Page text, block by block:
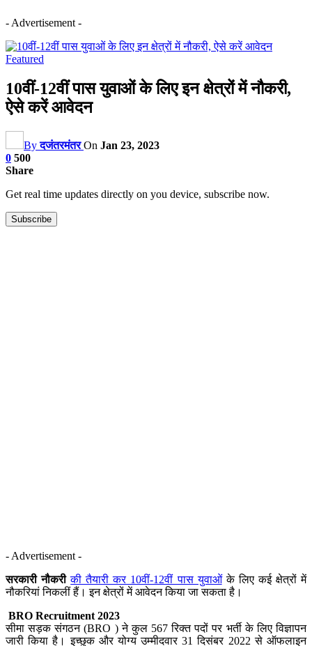
- Advertisement -
Featured
10वीं-12वीं पास युवाओं के लिए इन क्षेत्रों में नौकरी,
ऐसे करें आवेदन
Byदजंतरमंतर On Jan 23, 2023
0 500
Share
Get real time updates directly on you device, subscribe now.
Subscribe
- Advertisement -
सरकारी नौकरी की तैयारी कर 10वीं-12वीं पास युवाओंके लिए कई क्षेत्रों में
नौकरियां निकलीं हैं। इन क्षेत्रों में आवेदन किया जा सकता है।
BRO Recruitment 2023
सीमा सड़क संगठन (BRO ) ने कुल 567 रिक्त पदों पर भर्ती के लिए विज्ञापन
जारी किया है। इच्छुक और योग्य उम्मीदवार 31 दिसंबर 2022 से ऑफलाइन